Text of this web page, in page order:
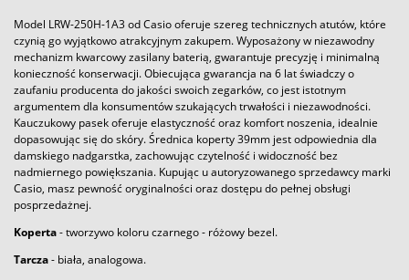
Model LRW-250H-1A3 od Casio oferuje szereg technicznych atutów, które
czynią go wyjątkowo atrakcyjnym zakupem. Wyposażony w niezawodny
mechanizm kwarcowy zasilany baterią, gwarantuje precyzję i minimalną
konieczność konserwacji. Obiecująca gwarancja na 6 lat świadczy o
zaufaniu producenta do jakości swoich zegarków, co jest istotnym
argumentem dla konsumentów szukających trwałości i niezawodności.
Kauczukowy pasek oferuje elastyczność oraz komfort noszenia, idealnie
dopasowując się do skóry. Średnica koperty 39mm jest odpowiednia dla
damskiego nadgarstka, zachowując czytelność i widoczność bez
nadmiernego powiększania. Kupując u autoryzowanego sprzedawcy marki
Casio, masz pewność oryginalności oraz dostępu do pełnej obsługi
posprzedażnej.
Koperta- tworzywo koloru czarnego - różowy bezel.
Tarcza- biała, analogowa.